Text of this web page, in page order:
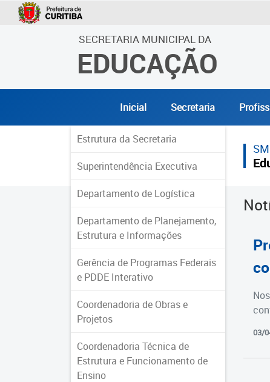
SECRETARIA MUNICIPAL DA
EDUCAÇÃO
Inicial Secretaria
Estrutura da Secretaria
Superintendência Executiva
Departamento de Logística
Departamento de Planejamento,
Estrutura e Informações
Gerência de Programas Federais
e PDDE Interativo
Coordenadoria de Obras e
Projetos
Coordenadoria Técnica de
Estrutura e Funcionamento de
Ensino
03/